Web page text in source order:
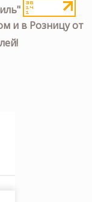
и в Розницу от